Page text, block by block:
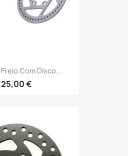
Com Disco...
25,00 €